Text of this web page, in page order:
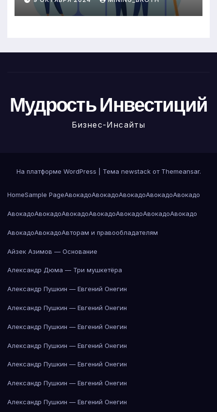
Мудрость Инвестиций
Бизнес-Инсайты
На платформе WordPress Тема newstack от Themeansar.
HomeSample PageАвокадоАвокадоАвокадоАвокадоАвокадо
АвокадоАвокадоАвокадоАвокадоАвокадоАвокадоАвокадо
АвокадоАвокадоАвторам и правообладателям
Айзек Азимов — Основание
Александр Дюма — Три мушкетёра
Александр Пушкин — Евгений Онегин
Александр Пушкин — Евгений Онегин
Александр Пушкин — Евгений Онегин
Александр Пушкин — Евгений Онегин
Александр Пушкин — Евгений Онегин
Александр Пушкин — Евгений Онегин
Александр Пушкин — Евгений Онегин